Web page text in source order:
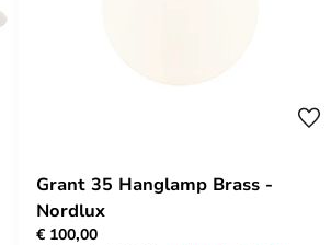
Grant 35 Hanglamp Brass -
Nordlux
€ 100,00